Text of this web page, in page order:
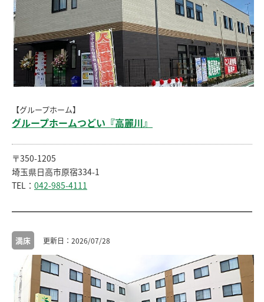
【グループホーム】
グループホームつどい『高麗川』
〒350-1205
埼玉県日高市原宿334-1
TEL： 042-985-4111
満床 2026/07/28